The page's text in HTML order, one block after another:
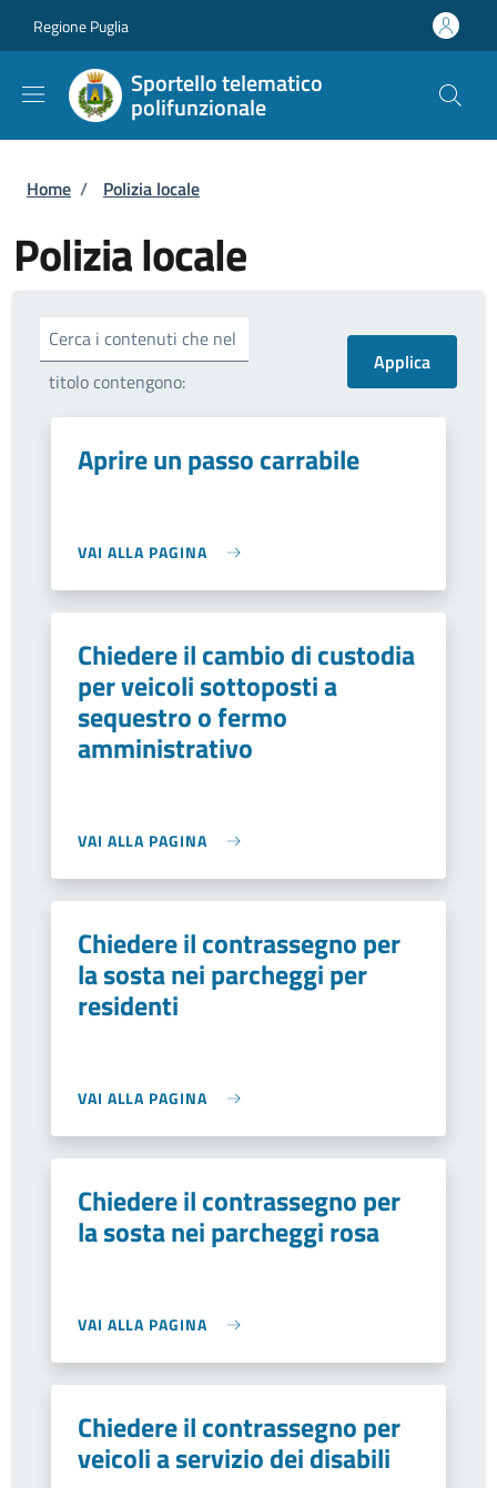
Regione Puglia
Sportello telematico
polifunzionale
Briciole di pane
Home / Polizia locale
Polizia locale
Cerca i contenuti che nel
titolo contengono:
Aprire un passo carrabile
VAI ALLA PAGINA
Chiedere il cambio di custodia
per veicoli sottoposti a
sequestro o fermo
amministrativo
VAI ALLA PAGINA
Chiedere il contrassegno per
la sosta nei parcheggi per
residenti
VAI ALLA PAGINA
Chiedere il contrassegno per
la sosta nei parcheggi rosa
VAI ALLA PAGINA
Chiedere il contrassegno per
veicoli a servizio dei disabili